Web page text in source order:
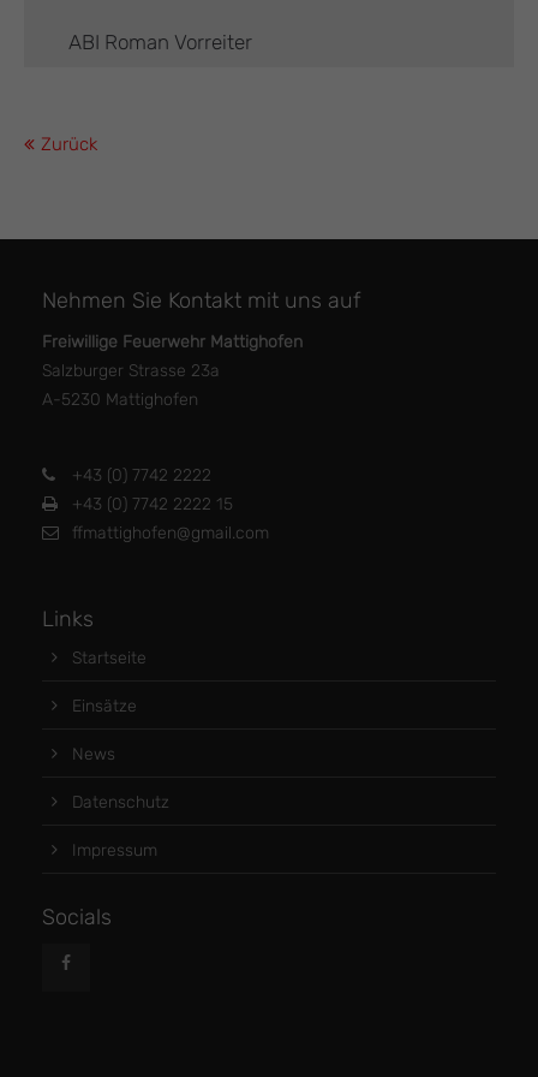
ABI Roman Vorreiter
Zurück
Nehmen Sie Kontakt mit uns auf
Freiwillige Feuerwehr Mattighofen
Salzburger Strasse 23a
A-5230 Mattighofen
+43 (0) 7742 2222
+43 (0) 7742 2222 15
ffmattighofen@gmail.com
Links
Startseite
Einsätze
News
Datenschutz
Impressum
Socials